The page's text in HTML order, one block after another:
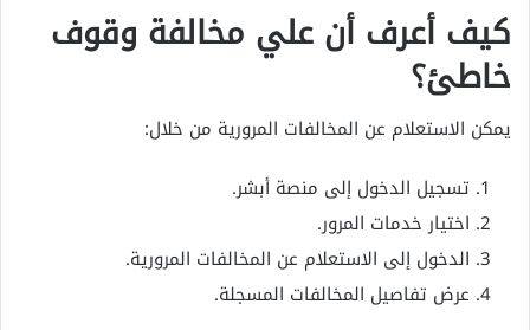
كيف أعرف أن علي مخالفة وقوف
خاطئ؟
يمكن الاستعلام عن المخالفات المرورية من خلال:
تسجيل الدخول إلى منصة أبشر.
اختيار خدمات المرور.
الدخول إلى الاستعلام عن المخالفات المرورية.
عرض تفاصيل المخالفات المسجلة.